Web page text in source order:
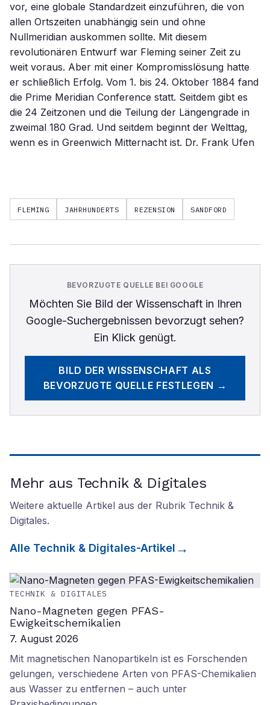
vor, eine globale Standardzeit einzuführen, die von
allen Ortszeiten unabhängig sein und ohne
Nullmeridian auskommen sollte. Mit diesem
revolutionären Entwurf war Fleming seiner Zeit zu
weit voraus. Aber mit einer Kompromisslösung hatte
er schließlich Erfolg. Vom 1. bis 24. Oktober 1884 fand
die Prime Meridian Conference statt. Seitdem gibt es
die 24 Zeitzonen und die Teilung der Längengrade in
zweimal 180 Grad. Und seitdem beginnt der Welttag,
wenn es in Greenwich Mitternacht ist. Dr. Frank Ufen
FLEMING JAHRHUNDERTS REZENSION SANDFORD
BEVORZUGTE QUELLE BEI GOOGLE
Möchten Sie Bild der Wissenschaftin Ihren
Google-Suchergebnissen bevorzugt sehen?
Ein Klick genügt.
BILD DER WISSENSCHAFT ALS
BEVORZUGTE QUELLE FESTLEGEN →
Mehr aus Technik & Digitales
Weitere aktuelle Artikel aus der Rubrik Technik &
Digitales.
Alle Technik & Digitales-Artikel
TECHNIK & DIGITALES
Nano-Magneten gegen PFAS-
Ewigkeitschemikalien
7. August 2026
Mit magnetischen Nanopartikeln ist es Forschenden
gelungen, verschiedene Arten von PFAS-Chemikalien
aus Wasser zu entfernen – auch unter